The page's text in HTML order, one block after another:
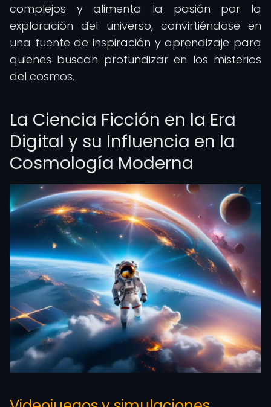
complejos y alimenta la pasión por la
exploración del universo, convirtiéndose en
una fuente de inspiración y aprendizaje para
quienes buscan profundizar en los misterios
del cosmos.
La Ciencia Ficción en la Era
Digital y su Influencia en la
Cosmología Moderna